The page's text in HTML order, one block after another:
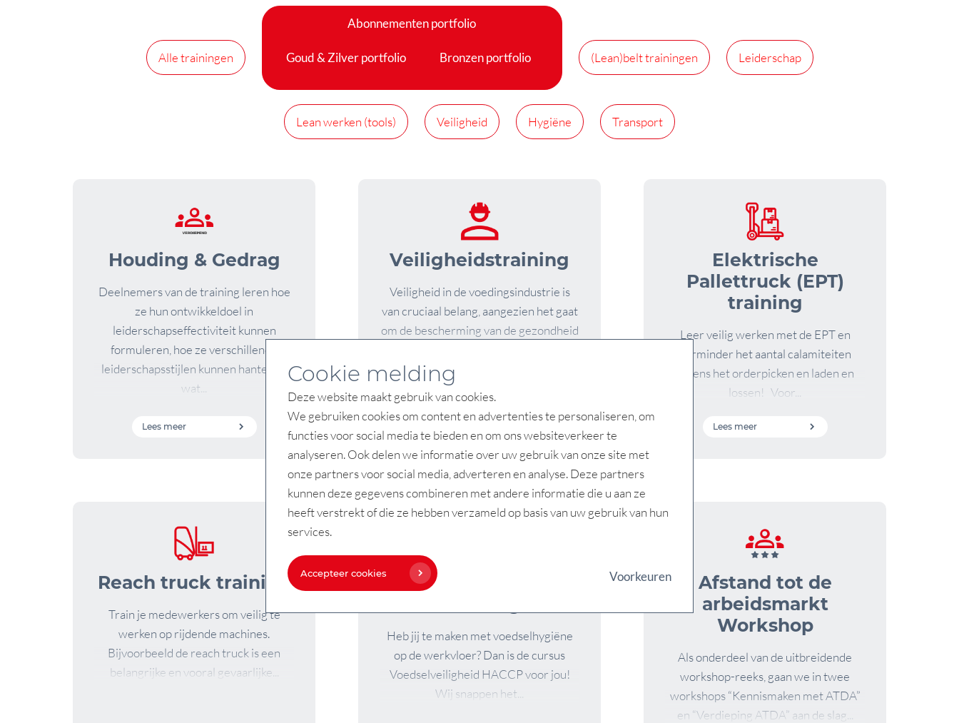
Alle trainingen
Abonnementen portfolio
Goud & Zilver portfolio Bronzen portfolio (Lean)belt trainingen Leiderschap
Lean werken (tools) Veiligheid Hygiëne Transport
Houding & Gedrag
Deelnemers van de training leren hoe
ze hun ontwikkeldoel in
leiderschapseffectiviteit kunnen
formuleren, hoe ze verschillende
leiderschapsstijlen kunnen hanteren,
wat...
Lees meer
Veiligheidstraining
Veiligheid in de voedingsindustrie is
van cruciaal belang, aangezien het gaat
om de bescherming van de gezondheid
Elektrische
Pallettruck (EPT)
training
Leer veilig werken met de EPT en
verminder het aantal calamiteiten
tijdens het orderpicken en laden en
lossen! Voor...
Lees meer
Reach truck training
Train je medewerkers om veilig te
werken op rijdende machines.
Bijvoorbeeld de reach truck is een
belangrijke en vooral gevaarlijke...
Heb jij te maken met voedselhygiëne
op de werkvloer? Dan is de cursus
Voedselveiligheid HACCP voor jou!
Wij snappen het...
Afstand tot de
arbeidsmarkt
Workshop
Als onderdeel van de uitbreidende
workshop-reeks, gaan we in twee
workshops “Kennismaken met ATDA”
en “Verdieping ATDA” aan de slag...
Cookie melding
Deze website maakt gebruik van cookies.
We gebruiken cookies om content en advertenties te personaliseren, om
functies voor social media te bieden en om ons websiteverkeer te
analyseren. Ook delen we informatie over uw gebruik van onze site met
onze partners voor social media, adverteren en analyse. Deze partners
kunnen deze gegevens combineren met andere informatie die u aan ze
heeft verstrekt of die ze hebben verzameld op basis van uw gebruik van hun
services.
Accepteer cookies Voorkeuren